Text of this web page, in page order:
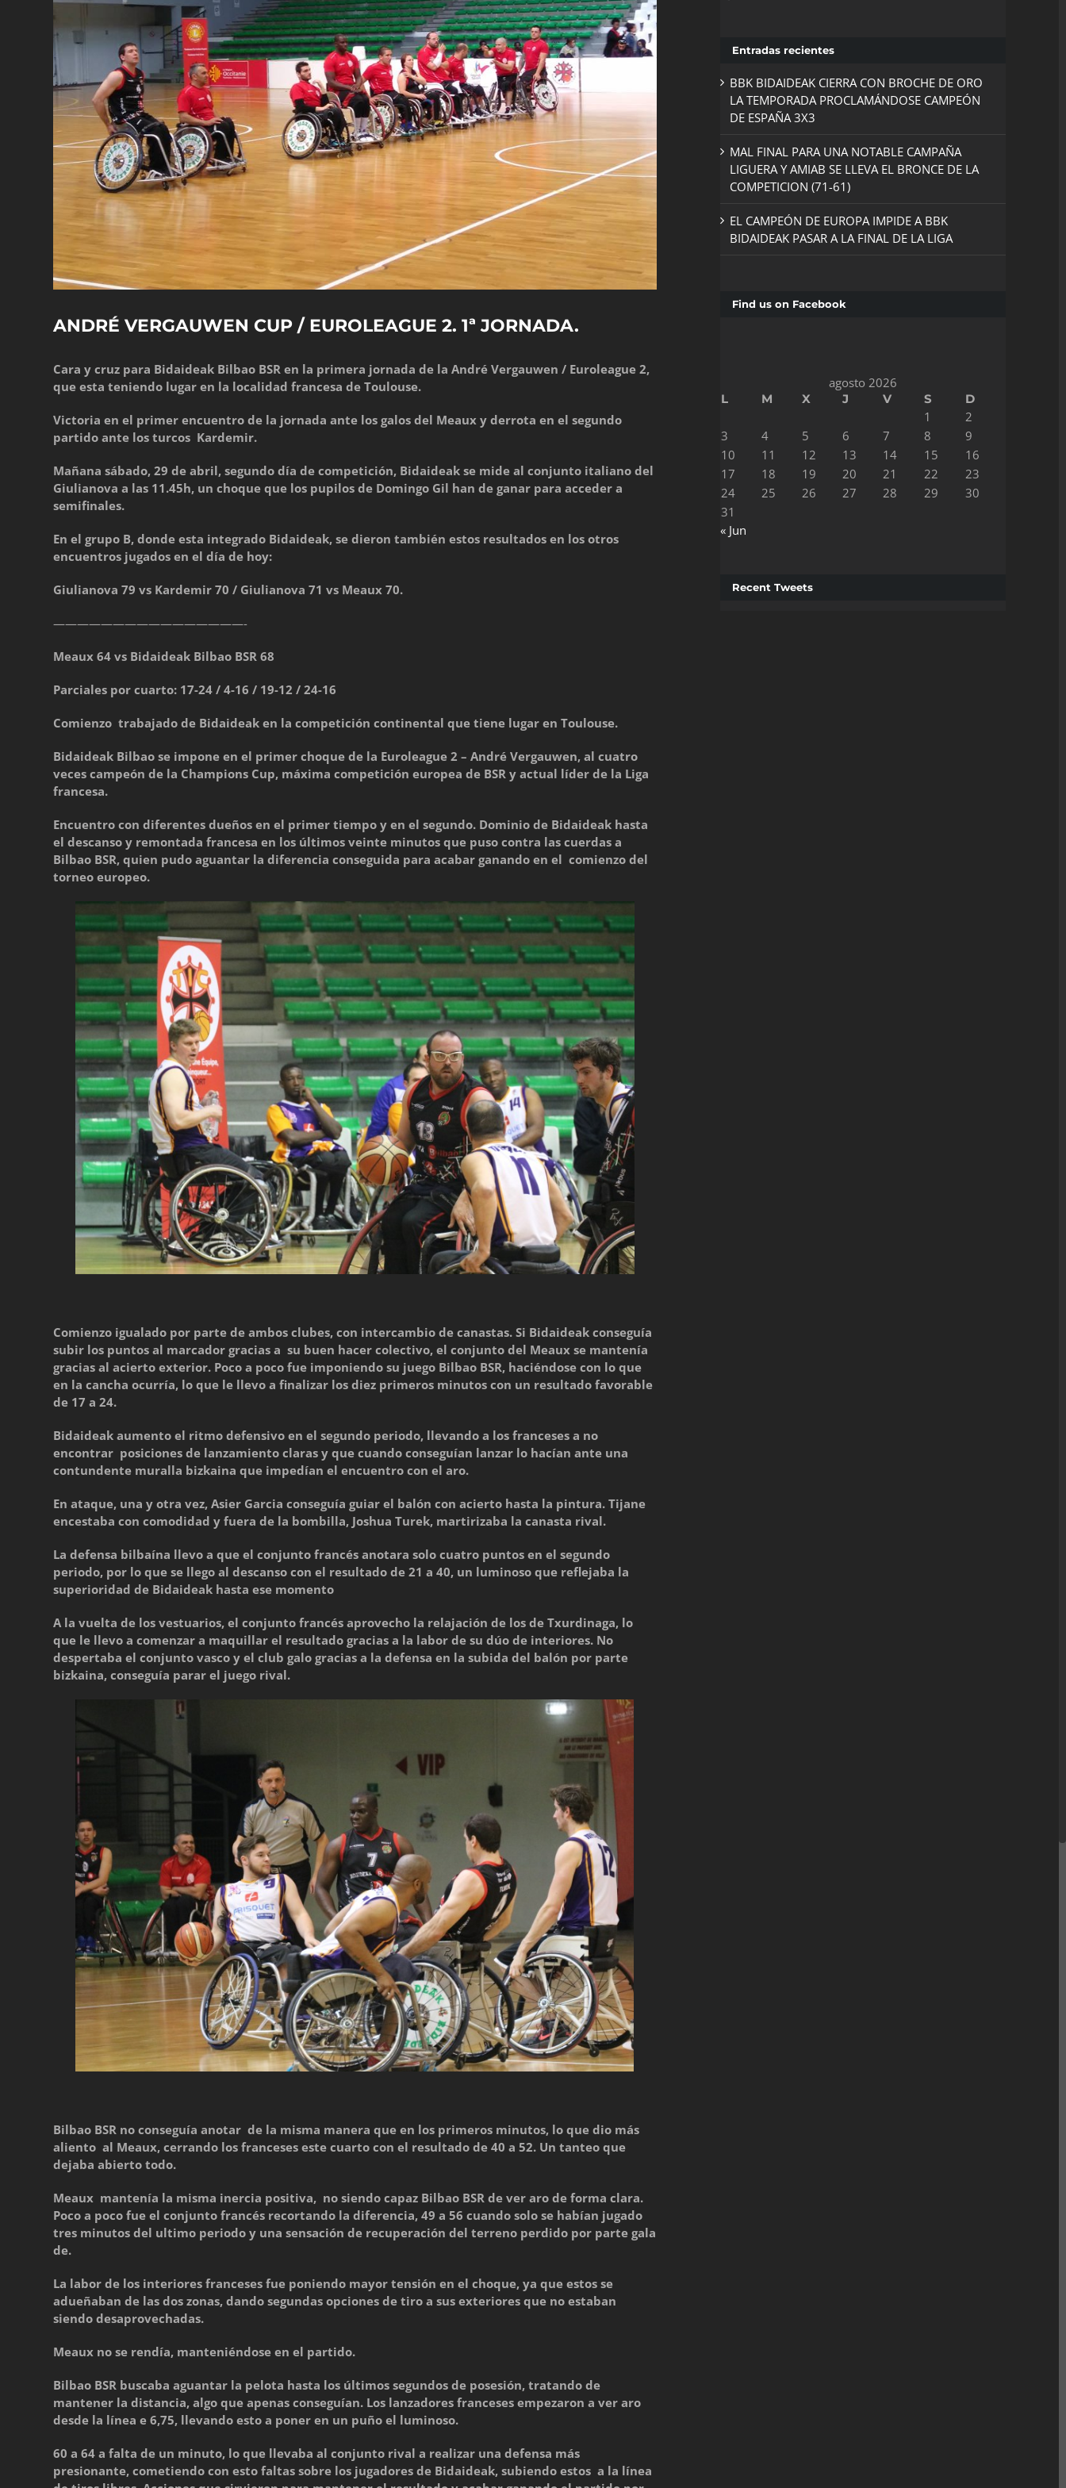
ANDRÉ VERGAUWEN CUP / EUROLEAGUE 2. 1ª JORNADA.
Cara y cruz para Bidaideak Bilbao BSR en la primera jornada de la André Vergauwen / Euroleague 2,
que esta teniendo lugar en la localidad francesa de Toulouse.
Victoria en el primer encuentro de la jornada ante los galos del Meaux y derrota en el segundo
partido ante los turcos Kardemir.
Mañana sábado, 29 de abril, segundo día de competición, Bidaideak se mide al conjunto italiano del
Giulianova a las 11.45h, un choque que los pupilos de Domingo Gil han de ganar para acceder a
semifinales.
En el grupo B, donde esta integrado Bidaideak, se dieron también estos resultados en los otros
encuentros jugados en el día de hoy:
Giulianova 79 vs Kardemir 70 / Giulianova 71 vs Meaux 70.
————————————————-
Meaux 64 vs Bidaideak Bilbao BSR 68
Parciales por cuarto: 17-24 / 4-16 / 19-12 / 24-16
Comienzo trabajado de Bidaideak en la competición continental que tiene lugar en Toulouse.
Bidaideak Bilbao se impone en el primer choque de la Euroleague 2 – André Vergauwen, al cuatro
veces campeón de la Champions Cup, máxima competición europea de BSR y actual líder de la Liga
francesa.
Encuentro con diferentes dueños en el primer tiempo y en el segundo. Dominio de Bidaideak hasta
el descanso y remontada francesa en los últimos veinte minutos que puso contra las cuerdas a
Bilbao BSR, quien pudo aguantar la diferencia conseguida para acabar ganando en el comienzo del
torneo europeo.
Comienzo igualado por parte de ambos clubes, con intercambio de canastas. Si Bidaideak conseguía
subir los puntos al marcador gracias a su buen hacer colectivo, el conjunto del Meaux se mantenía
gracias al acierto exterior. Poco a poco fue imponiendo su juego Bilbao BSR, haciéndose con lo que
en la cancha ocurría, lo que le llevo a finalizar los diez primeros minutos con un resultado favorable
de 17 a 24.
Bidaideak aumento el ritmo defensivo en el segundo periodo, llevando a los franceses a no
encontrar posiciones de lanzamiento claras y que cuando conseguían lanzar lo hacían ante una
contundente muralla bizkaina que impedían el encuentro con el aro.
En ataque, una y otra vez, Asier Garcia conseguía guiar el balón con acierto hasta la pintura. Tijane
encestaba con comodidad y fuera de la bombilla, Joshua Turek, martirizaba la canasta rival.
La defensa bilbaína llevo a que el conjunto francés anotara solo cuatro puntos en el segundo
periodo, por lo que se llego al descanso con el resultado de 21 a 40, un luminoso que reflejaba la
superioridad de Bidaideak hasta ese momento
A la vuelta de los vestuarios, el conjunto francés aprovecho la relajación de los de Txurdinaga, lo
que le llevo a comenzar a maquillar el resultado gracias a la labor de su dúo de interiores. No
despertaba el conjunto vasco y el club galo gracias a la defensa en la subida del balón por parte
bizkaina, conseguía parar el juego rival.
Bilbao BSR no conseguía anotar de la misma manera que en los primeros minutos, lo que dio más
aliento al Meaux, cerrando los franceses este cuarto con el resultado de 40 a 52. Un tanteo que
dejaba abierto todo.
Meaux mantenía la misma inercia positiva, no siendo capaz Bilbao BSR de ver aro de forma clara.
Poco a poco fue el conjunto francés recortando la diferencia, 49 a 56 cuando solo se habían jugado
tres minutos del ultimo periodo y una sensación de recuperación del terreno perdido por parte gala
de.
La labor de los interiores franceses fue poniendo mayor tensión en el choque, ya que estos se
adueñaban de las dos zonas, dando segundas opciones de tiro a sus exteriores que no estaban
siendo desaprovechadas.
Meaux no se rendía, manteniéndose en el partido.
Bilbao BSR buscaba aguantar la pelota hasta los últimos segundos de posesión, tratando de
mantener la distancia, algo que apenas conseguían. Los lanzadores franceses empezaron a ver aro
desde la línea e 6,75, llevando esto a poner en un puño el luminoso.
60 a 64 a falta de un minuto, lo que llevaba al conjunto rival a realizar una defensa más
presionante, cometiendo con esto faltas sobre los jugadores de Bidaideak, subiendo estos a la línea
Entradas recientes
BBK BIDAIDEAK CIERRA CON BROCHE DE ORO
LA TEMPORADA PROCLAMÁNDOSE CAMPEÓN
DE ESPAÑA 3X3
MAL FINAL PARA UNA NOTABLE CAMPAÑA
LIGUERA Y AMIAB SE LLEVA EL BRONCE DE LA
COMPETICION (71-61)
EL CAMPEÓN DE EUROPA IMPIDE A BBK
BIDAIDEAK PASAR A LA FINAL DE LA LIGA
Find us on Facebook
agosto 2026
L M X J V S D
1
2
3
4 5 6 7 8
9
10
11 12 13 14 15
16
17
18 19 20 21 22
23
24
25 26 27 28 29
30
31
« Jun
Recent Tweets